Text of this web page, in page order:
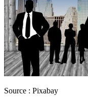
Source : Pixabay